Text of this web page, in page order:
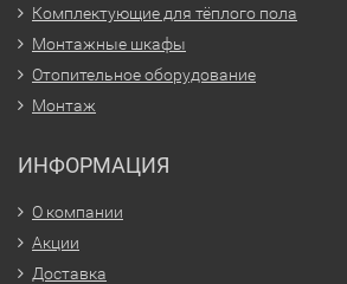
Комплектующие для тёплого пола
Монтажные шкафы
Отопительное оборудование
Монтаж
ИНФОРМАЦИЯ
О компании
Акции
Доставка